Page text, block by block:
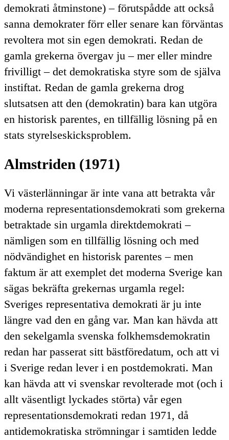
demokrati åtminstone) – förutspådde att också
sanna demokrater förr eller senare kan förväntas
revoltera mot sin egen demokrati. Redan de
gamla grekerna övergav ju – mer eller mindre
frivilligt – det demokratiska styre som de själva
instiftat. Redan de gamla grekerna drog
slutsatsen att den (demokratin) bara kan utgöra
en historisk parentes, en tillfällig lösning på en
stats styrelseskicksproblem.
Almstriden (1971)
Vi västerlänningar är inte vana att betrakta vår
moderna representationsdemokrati som grekerna
betraktade sin urgamla direktdemokrati –
nämligen som en tillfällig lösning och med
nödvändighet en historisk parentes – men
faktum är att exemplet det moderna Sverige kan
sägas bekräfta grekernas urgamla regel:
Sveriges representativa demokrati är ju inte
längre vad den en gång var. Man kan hävda att
den sekelgamla svenska folkhemsdemokratin
redan har passerat sitt bästföredatum, och att vi
i Sverige redan lever i en postdemokrati. Man
kan hävda att vi svenskar revolterade mot (och i
allt väsentligt lyckades störta) vår egen
representationsdemokrati redan 1971, då
antidemokratiska strömningar i samtiden ledde